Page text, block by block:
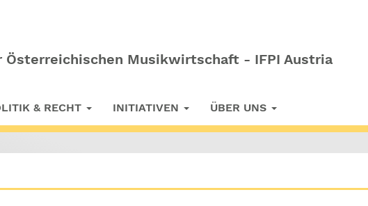
Österreichischen Musikwirtschaft - IFPI Austria
& RECHT INITIATIVEN ÜBER UNS